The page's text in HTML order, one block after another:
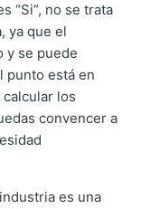
“Si”, no se trata
ya que el
y se puede
punto está en
los
convencer a
es una